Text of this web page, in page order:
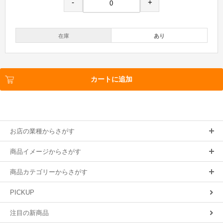
- +
在庫 あり
カートに追加
お店の業種からさがす
商品イメージからさがす
商品カテゴリーからさがす
PICKUP
注目の新商品